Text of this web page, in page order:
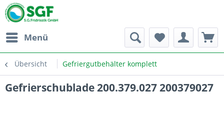
Menü
Übersicht Gefriergutbehälter komplett
Gefrierschublade 200.379.027 200379027